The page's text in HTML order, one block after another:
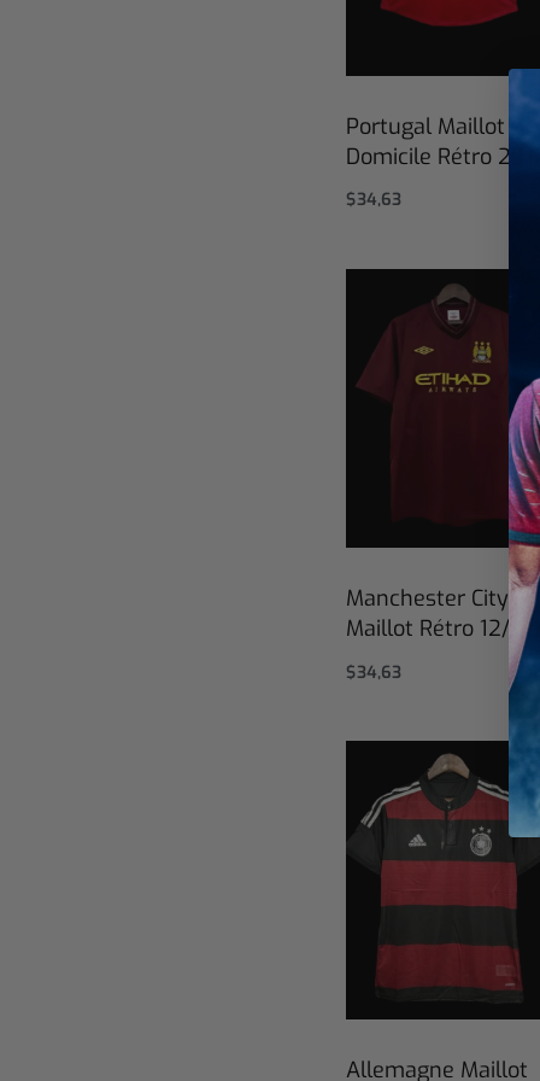
Portugal Maillot
Domicile Rétro
$34,63
Manchester City
Maillot Rétro 12/13
$34,63
Allemagne Maillot